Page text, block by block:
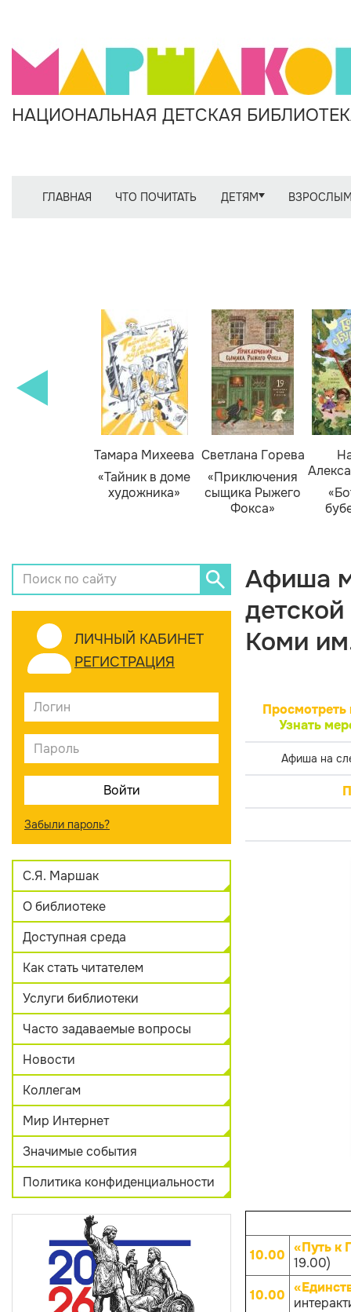
НАЦИОНАЛЬНАЯ ДЕТСКАЯ
ГЛАВНАЯ ЧТО ПОЧИТАТЬ ДЕТЯМ
Тамара Михеева
«Тайник в доме
художника»
Светлана Горева
«Приключения
сыщика Рыжего
Фокса»
ЛИЧНЫЙ КАБИНЕТ
РЕГИСТРАЦИЯ
Забыли пароль?
С.Я. Маршак
О библиотеке
Доступная среда
Как стать читателем
Услуги библиотеки
Часто задаваемые вопросы
Новости
Коллегам
Мир Интернет
Значимые события
Политика конфиденциальности
Афиша
Коми
Просмотреть
Узнать
Афиша на
10.00 «Путь к
19.00)
10.00